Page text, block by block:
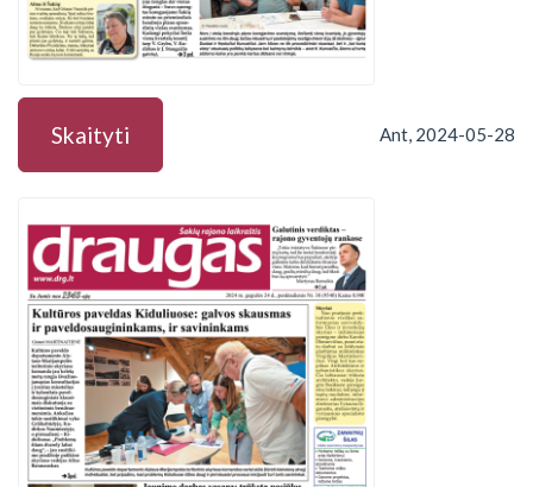
Skaityti Ant, 2024-05-28